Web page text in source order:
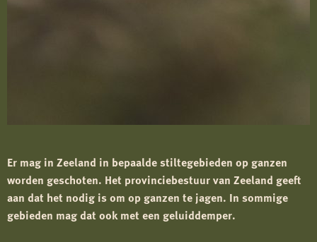
Er mag in Zeeland in bepaalde stiltegebieden op ganzen
worden geschoten. Het provinciebestuur van Zeeland geeft
aan dat het nodig is om op ganzen te jagen. In sommige
gebieden mag dat ook met een geluiddemper.